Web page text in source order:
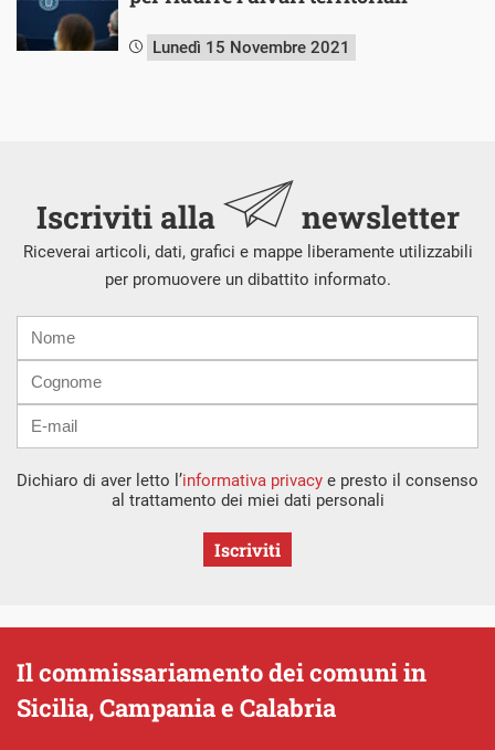
Lunedì 15 Novembre 2021
Iscriviti alla newsletter
Riceverai articoli, dati, grafici e mappe liberamente utilizzabili
per promuovere un dibattito informato.
mail
Dichiaro di aver letto l’informativa privacy e presto il consenso
al trattamento dei miei dati personali
Iscriviti
Il commissariamento dei comuni in
Sicilia, Campania e Calabria